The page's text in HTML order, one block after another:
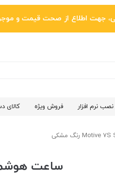
از صحت قیمت و موجودی با شماره 6042
نصب نرم افزار فروش ویژه کالای